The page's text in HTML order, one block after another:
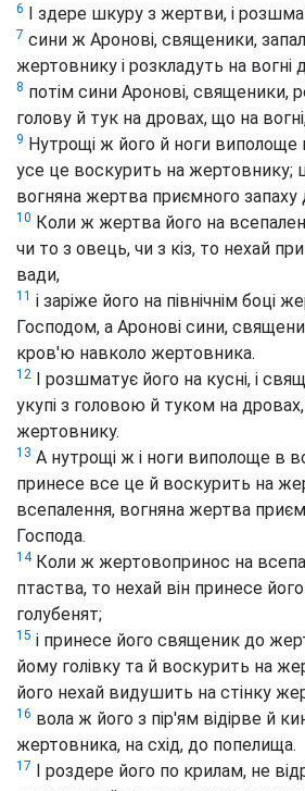
6 І здере шкуру з жертви, і
7 сини ж Аронові, священики,
жертовнику і розкладуть на вогні
8 потім сини Аронові, священики,
голову й тук на дровах, що на
9 Нутрощі ж його й ноги виполоще
усе це воскурить на жертовнику;
вогняна жертва приємного запаху
10 Коли ж жертва його на
чи то з овець, чи з кіз, то нехай
вади,
11 і заріже його на північнім боці
Господом, а Аронові сини,
кров'ю навколо жертовника.
12
І розшматує його на кусні, і
укупі з головою й туком на
жертовнику.
13 А нутрощі ж і ноги виполоще в
принесе все це й воскурить на
всепалення, вогняна жертва
Господа.
14Коли ж жертовопринос на
птаства, то нехай він принесе
голубенят;
15 і принесе його священик до
йому голівку та й воскурить на
його нехай видушить на стінку
16 вола ж його з пір'ям відірве й
жертовника, на схід, до попелища.
17
І роздере його по крилам, не